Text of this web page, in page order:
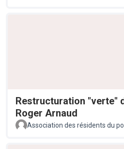
Restructuration "verte"
Roger Arnaud
Association des résidents du